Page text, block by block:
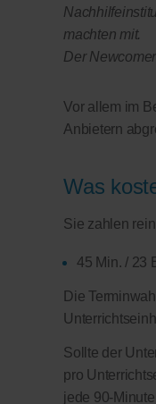
machten mit.
Der
Vor allem im
Anbietern
Was
Sie zahlen
45 Min. / 23
Die
Sollte der
pro
jede 90-